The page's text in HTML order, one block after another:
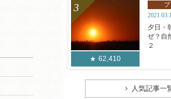
62,410
夕日・
ぜ？自
２
人気記事一